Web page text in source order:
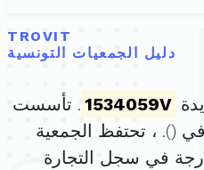
TROVIT
دليل الجمعيات التونسية
1534059V . تأسست
في (). ، تحتفظ الجمعية
في سجل التجارة